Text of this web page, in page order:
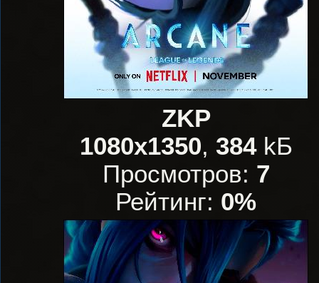
ZKP
1080x1350, 384kБ
Просмотров: 7
Рейтинг: 0%